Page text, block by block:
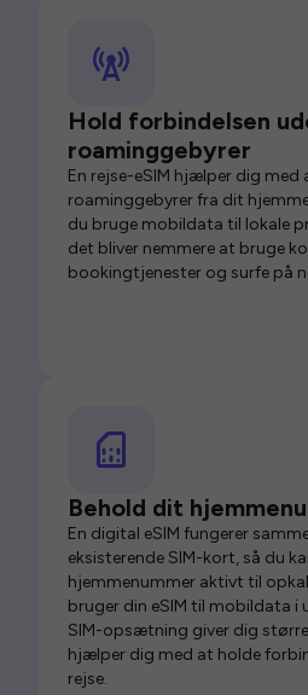
Hold forbindelsen
roaminggebyrer
En rejse-eSIM hjælper dig med
roaminggebyrer fra dit
du bruge mobildata til lokale
det bliver nemmere at bruge
bookingtjenester og surfe på
Behold dit
En digital eSIM fungerer
eksisterende SIM-kort, så du
hjemmenummer aktivt til
bruger din eSIM til mobildata i
SIM-opsætning giver dig
hjælper dig med at holde
rejse.